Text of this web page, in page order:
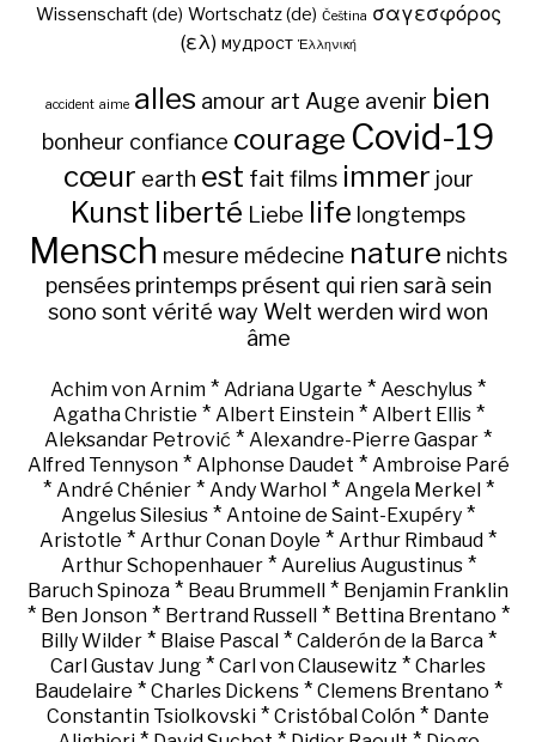
Wissenschaft (de) Wortschatz (de) Čeština σαγεσφόρος
(ελ) мудрост Ἑλληνική
accident aime alles amour art Auge avenir bien
bonheur confiance courage Covid-19
cœur earth est fait films immer jour
Kunst liberté Liebe life longtemps
Mensch mesure médecine nature nichts
pensées printemps présent qui rien sarà sein
sono sont vérité way Welt werden wird won
âme
Achim von Arnim * Adriana Ugarte * Aeschylus *
Agatha Christie * Albert Einstein* Albert Ellis*
Aleksandar Petrović * Alexandre-Pierre Gaspar *
Alfred Tennyson* Alphonse Daudet * Ambroise Paré
* André Chénier* Andy Warhol * Angela Merkel *
Angelus Silesius * Antoine de Saint-Exupéry *
Aristotle * Arthur Conan Doyle * Arthur Rimbaud *
Arthur Schopenhauer* Aurelius Augustinus*
Baruch Spinoza * Beau Brummell * Benjamin Franklin
* Ben Jonson* Bertrand Russell * Bettina Brentano *
Billy Wilder* Blaise Pascal* Calderón de la Barca*
Carl Gustav Jung * Carl von Clausewitz * Charles
Baudelaire * Charles Dickens* Clemens Brentano *
Constantin Tsiolkovski * Cristóbal Colón * Dante